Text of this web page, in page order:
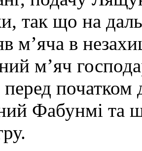
так що на
м’яча в
м’яч
початком
Фабунмі та